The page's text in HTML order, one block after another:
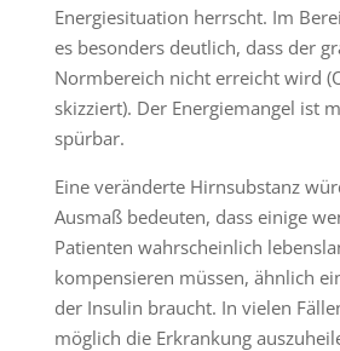
Energiesituation herrscht. Im
es besonders deutlich, dass der
Normbereich nicht erreicht wird
skizziert). Der Energiemangel ist
spürbar.
Eine veränderte Hirnsubstanz
Ausmaß bedeuten, dass einige
Patienten wahrscheinlich
kompensieren müssen, ähnlich
der Insulin braucht. In vielen
möglich die Erkrankung